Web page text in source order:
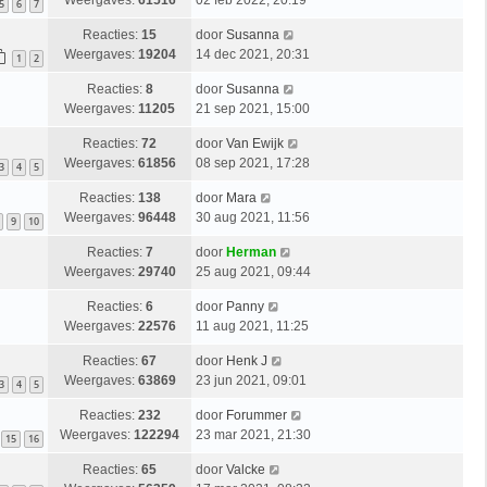
5 6 7
1 2
Reacties: 15
Weergaves: 19204
door Susanna
14 dec 2021, 20:31
Reacties: 8
Weergaves: 11205
door Susanna
21 sep 2021, 15:00
3 4 5
Reacties: 72
Weergaves: 61856
door Van Ewijk
08 sep 2021, 17:28
9 10
Reacties: 138
Weergaves: 96448
door Mara
30 aug 2021, 11:56
Reacties: 7
Weergaves: 29740
door Herman
25 aug 2021, 09:44
Reacties: 6
Weergaves: 22576
door Panny
11 aug 2021, 11:25
3 4 5
Reacties: 67
Weergaves: 63869
door Henk J
23 jun 2021, 09:01
15 16
Reacties: 232
Weergaves: 122294
door Forummer
23 mar 2021, 21:30
Reacties: 65
door Valcke